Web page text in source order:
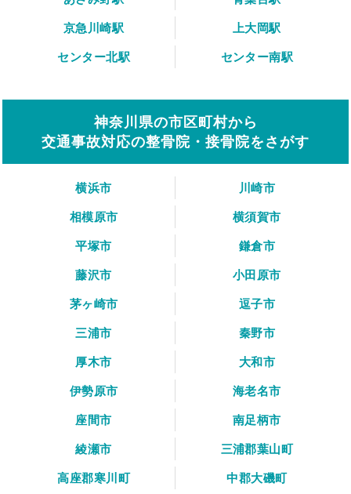
京急川崎駅
上大岡駅
センター北駅
センター南駅
神奈川県の市区町村から
交通事故対応の整骨院・接骨院をさがす
横浜市
川崎市
相模原市
横須賀市
平塚市
鎌倉市
藤沢市
小田原市
茅ヶ崎市
逗子市
三浦市
秦野市
厚木市
大和市
伊勢原市
海老名市
座間市
南足柄市
綾瀬市
三浦郡葉山町
高座郡寒川町
中郡大磯町